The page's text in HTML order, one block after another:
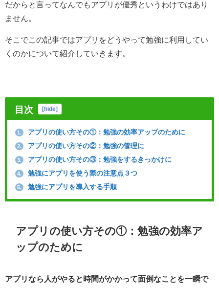
だからと言ってなんでもアプリが優秀というわけではあり
ません。
そこでこの記事ではアプリをどうやって勉強に利用してい
くのかについて紹介していきます。
目次 hide
1. アプリの使い方その①：勉強の効率アップのために
2. アプリの使い方その②：勉強の管理に
3. アプリの使い方その③：勉強をするきっかけに
4. 勉強にアプリを使う際の注意点３つ
5. 勉強にアプリを導入する手順
アプリの使い方その①：勉強の効率ア
ップのために
アプリなら人がやると時間がかかって面倒なことを一瞬で